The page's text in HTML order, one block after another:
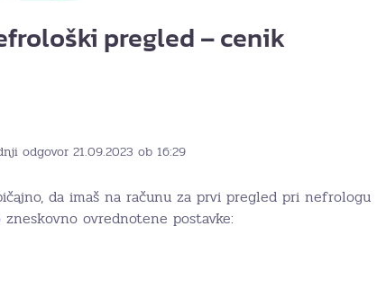
pregled – cenik
odgovor 21.09.2023 ob 16:29
da imaš na računu za prvi pregled pri nefrologu
ovrednotene postavke: